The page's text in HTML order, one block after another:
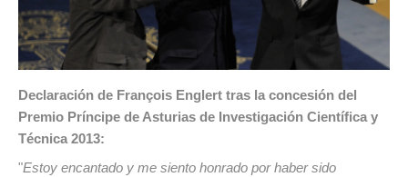
Declaración de François Englert tras la concesión del
Premio Príncipe de Asturias de Investigación Científica y
Técnica 2013:
"Estoy encantado y me siento honrado por haber sido